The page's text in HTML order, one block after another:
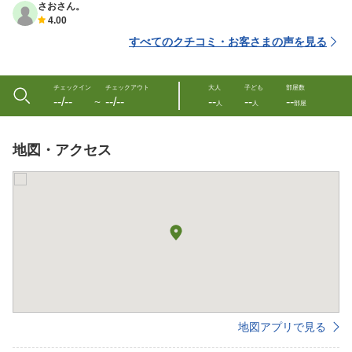
さおさん。
4.00
すべてのクチコミ・お客さまの声を見る
チェックイン
--/-- 〜
チェックアウト
--/--
大人
--人
子ども
--人
部屋数
--部屋
地図・アクセス
地図アプリで見る